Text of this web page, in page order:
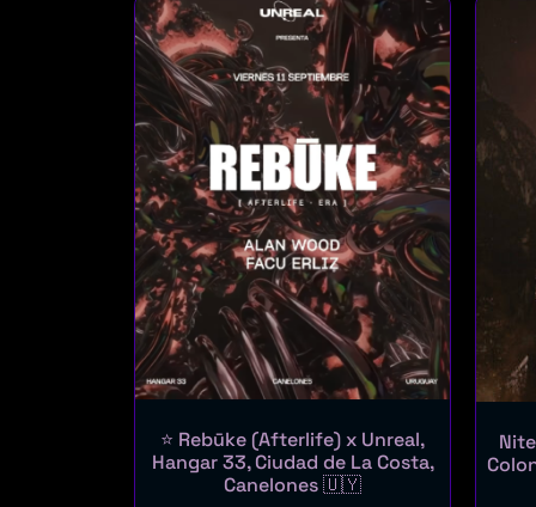
⭐ Rebūke (Afterlife) x Unreal,
Hangar 33, Ciudad de La Costa,
Canelones 🇺🇾